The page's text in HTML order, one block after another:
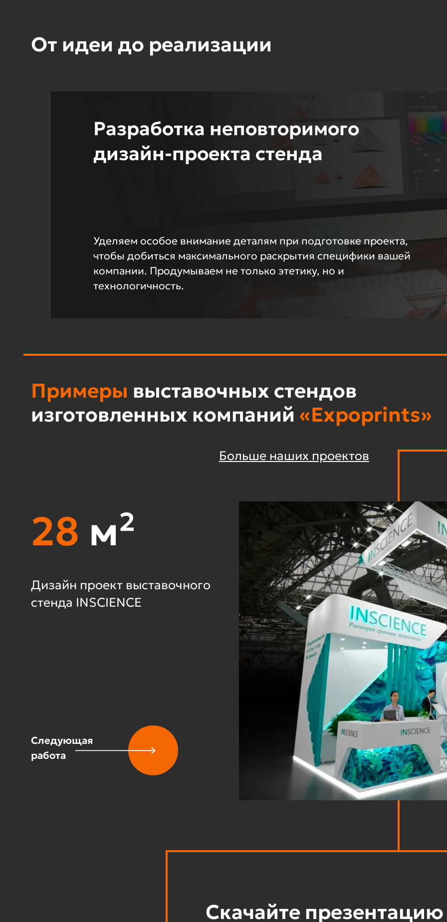
От идеи до реализации
Разработка неповторимого
дизайн-проекта стенда
Уделяем особое внимание деталям при подготовке проекта,
чтобы добиться максимального раскрытия специфики вашей
компании. Продумываем не только этетику, но и
технологичность.
Примеры выставочных стендов
изготовленных компаний «Expoprints»
Больше наших проектов
30 м²
Дизайн проект выставочного
стенда ГРЭЙТ КОМП
Следующая
работа
Скачайте презентацию